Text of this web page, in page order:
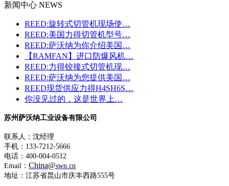
新闻中心 NEWS
REED:旋转式切管机现场使…
REED:美国力得切管机型号…
REED:萨沃纳为你介绍美国…
【RAMFAN】进口防爆风机…
REED:力得铰接式切管机现…
REED:萨沃纳为您提供美国…
REED现货供应力得H4SH6S…
你没见过的，这是世界上…
苏州萨沃纳工业设备有限公司
联系人：沈经理
手机：133-7212-5666
电话：400-004-0512
Email： China@swn.cn
地址：江苏省昆山市庆丰西路555号